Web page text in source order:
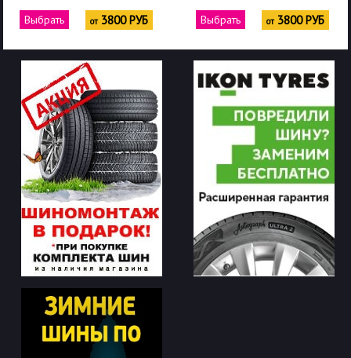
Выбрать от3800 РУБ Выбрать от3800 РУБ